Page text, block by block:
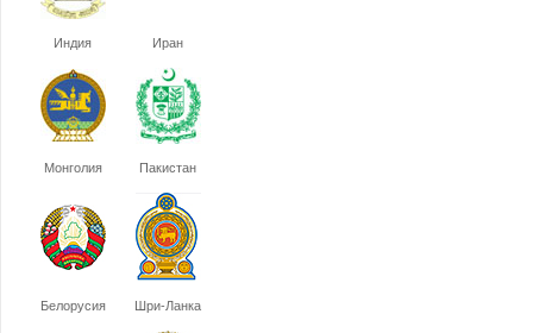
Индия Иран
Монголия Пакистан
Белорусия Шри-Ланка